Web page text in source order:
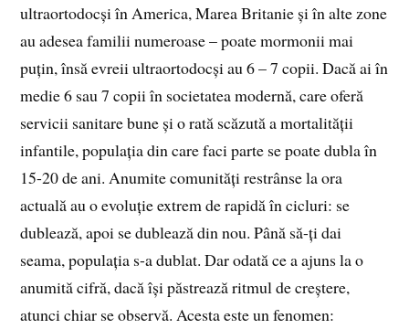
ultraortodocși în America, Marea Britanie și în alte zone
au adesea familii numeroase – poate mormonii mai
puțin, însă evreii ultraortodocși au 6 – 7 copii. Dacă ai în
medie 6 sau 7 copii în societatea modernă, care oferă
servicii sanitare bune și o rată scăzută a mortalității
infantile, populația din care faci parte se poate dubla în
15-20 de ani. Anumite comunități restrânse la ora
actuală au o evoluție extrem de rapidă în cicluri: se
dublează, apoi se dublează din nou. Până să-ți dai
seama, populația s-a dublat. Dar odată ce a ajuns la o
anumită cifră, dacă își păstrează ritmul de creștere,
atunci chiar se observă. Acesta este un fenomen: